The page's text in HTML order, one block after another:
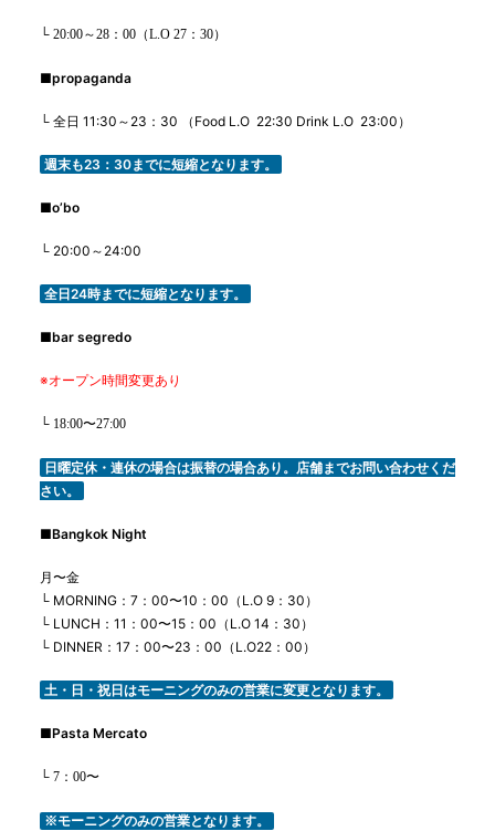
└ 20:00～28：00 （L.O 27： 30）
■propaganda
└ 全日 11:30 ～ 23 ： 30 （ Food L.O 22:30 Drink L.O 23:00 ）
週末も23 ： 30までに短縮となります。
■o’bo
└ 20:00 ～ 24:00
全日24時までに短縮となります。
■bar segredo
※オープン時間変更あり
└ 18:00〜27:00
日曜定休・連休の場合は振替の場合あり。店舗までお問い合わせくだ
さい。
■Bangkok Night
月〜金
└ MORNING：7：00〜10：00（L.O 9：30）
└ LUNCH：11：00〜15：00（L.O 14：30）
└ DINNER：17：00〜23：00（L.O22：00）
土・日・祝日はモーニングのみの営業に変更となります。
■Pasta Mercato
└ 7：00〜
※モーニングのみの営業となります。